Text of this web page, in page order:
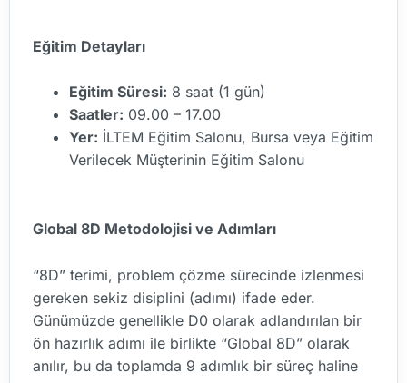
Eğitim Detayları
Eğitim Süresi: 8 saat (1 gün)
Saatler: 09.00 – 17.00
Yer: İLTEM Eğitim Salonu, Bursa veya Eğitim
Verilecek Müşterinin Eğitim Salonu
Global 8D Metodolojisi ve Adımları
“8D” terimi, problem çözme sürecinde izlenmesi
gereken sekiz disiplini (adımı) ifade eder.
Günümüzde genellikle D0 olarak adlandırılan bir
ön hazırlık adımı ile birlikte “Global 8D” olarak
anılır, bu da toplamda 9 adımlık bir süreç haline